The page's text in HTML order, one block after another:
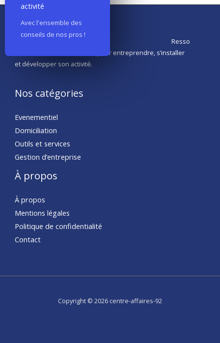
activité
Avec l'ensemble des
conseils de nos pros !
Resso
urces, conseils et actualités pour entreprendre, s’installer
et développer son activité.
Nos catégories
Evenementiel
Domiciliation
Outils et services
Gestion d’entreprise
À propos
À propos
Mentions légales
Politique de confidentialité
Contact
Copyright © 2026 centre-affaires-92